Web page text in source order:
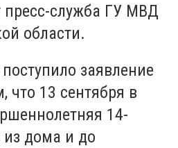
пресс-служба ГУ МВД
области.
заявление
13 сентября в
14-
дома и до